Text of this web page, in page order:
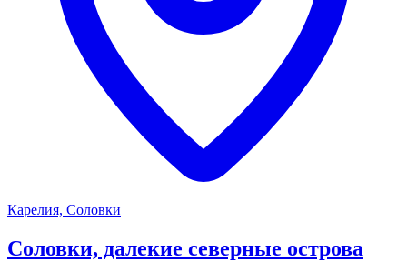
Карелия, Соловки
Соловки, далекие северные острова